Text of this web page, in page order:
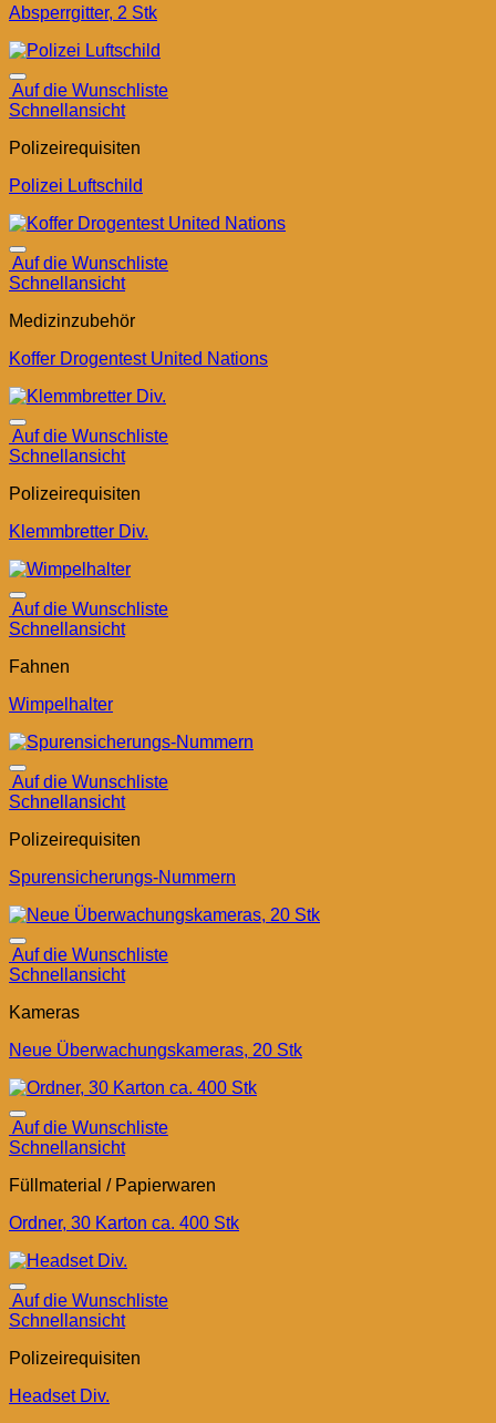
Absperrgitter, 2 Stk
Auf die Wunschliste
Schnellansicht
Polizeirequisiten
Polizei Luftschild
Auf die Wunschliste
Schnellansicht
Medizinzubehör
Koffer Drogentest United Nations
Auf die Wunschliste
Schnellansicht
Polizeirequisiten
Klemmbretter Div.
Auf die Wunschliste
Schnellansicht
Fahnen
Wimpelhalter
Auf die Wunschliste
Schnellansicht
Polizeirequisiten
Spurensicherungs-Nummern
Auf die Wunschliste
Schnellansicht
Kameras
Neue Überwachungskameras, 20 Stk
Auf die Wunschliste
Schnellansicht
Füllmaterial / Papierwaren
Ordner, 30 Karton ca. 400 Stk
Auf die Wunschliste
Schnellansicht
Polizeirequisiten
Headset Div.